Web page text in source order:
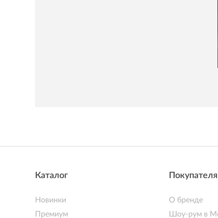
Каталог
Новинки
Премиум
О бренде
Шоу-рум в